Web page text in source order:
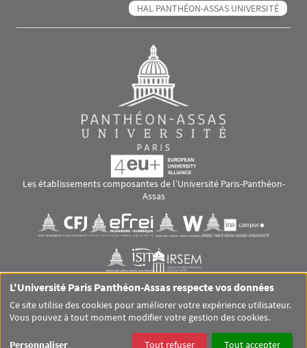
HAL PANTHÉON-ASSAS UNIVERSITÉ
Les établissements composantes de l’Université Paris-Panthéon-
Assas
Visuel svgVisuel svg Visuel svgVisuel svg
Visuel svgVisuel svg
RS footer
GLOSSAIRE
MENTIONS LÉGALES
L'Université Paris Panthéon-Assas respecte vos données
Ce site utilise des cookies pour améliorer votre expérience utilisateur.
Vous pouvez à tout moment modifier votre gestion des cookies.
Personnaliser Tout refuser Tout accepter